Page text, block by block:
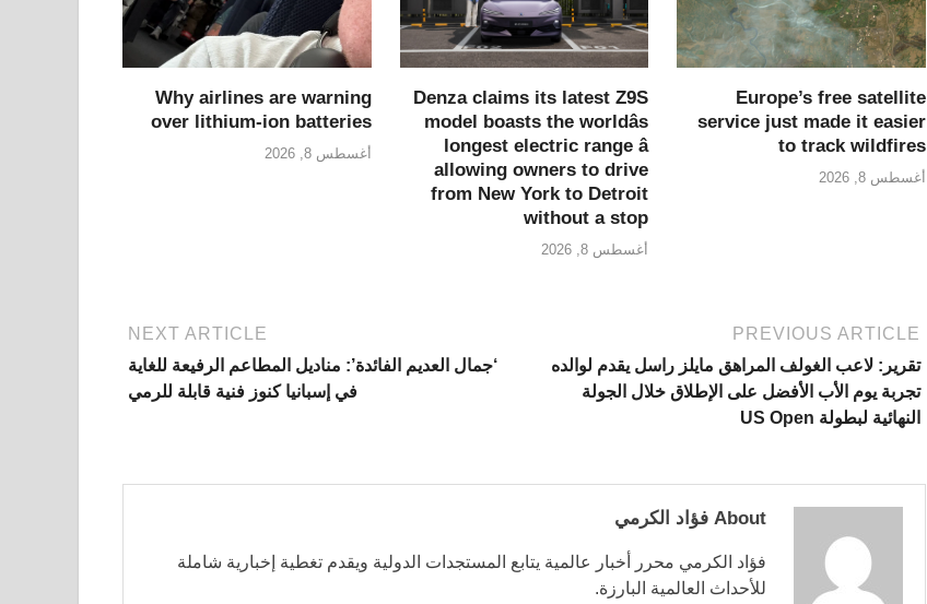
Europe’s free satellite
service just made it easier
to track wildfires
أغسطس 8, 2026
Denza claims its latest Z9S
model boasts the worldâs
longest electric range â
allowing owners to drive
from New York to Detroit
without a stop
أغسطس 8, 2026
Why airlines are warning
over lithium-ion batteries
أغسطس 8, 2026
PREVIOUS ARTICLE
تقرير: لاعب الغولف المراهق مايلز راسل يقدم لوالده
تجربة يوم الأب الأفضل على الإطلاق خلال الجولة
النهائية لبطولة US Open
NEXT ARTICLE
‘جمال العديم الفائدة’: مناديل المطاعم الرفيعة للغاية
في إسبانيا كنوز فنية قابلة للرمي
About فؤاد الكرمي
فؤاد الكرمي محرر أخبار عالمية يتابع المستجدات الدولية ويقدم تغطية إخبارية شاملة
للأحداث العالمية البارزة.